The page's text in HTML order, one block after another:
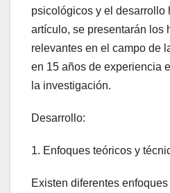
psicológicos y el desarrollo
artículo, se presentarán los
relevantes en el campo de
en 15 años de experiencia
la investigación.
Desarrollo:
1. Enfoques teóricos y
Existen diferentes